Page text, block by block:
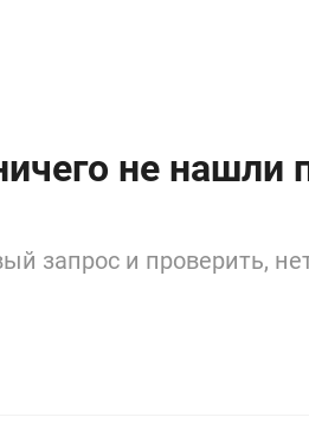
не нашли
запрос и проверить,